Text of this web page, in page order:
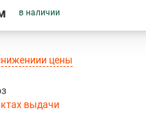
в наличии
цены
выдачи